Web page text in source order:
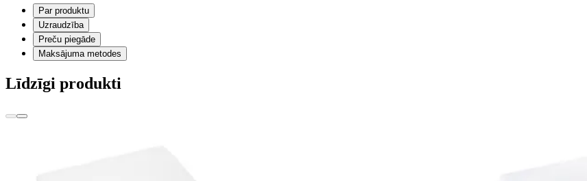
Par produktu
Uzraudzība
Preču piegāde
Maksājuma metodes
Līdzīgi produkti